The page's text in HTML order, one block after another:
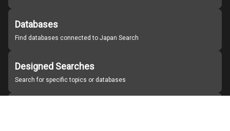
Databases
Find databases connected to Japan Search
Designed Searches
Search for specific topics or databases